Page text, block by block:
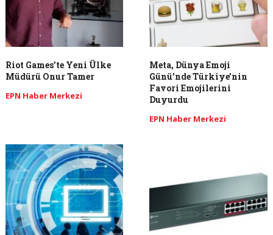
Riot Games’te Yeni Ülke
Müdürü Onur Tamer
EPN Haber Merkezi
Meta, Dünya Emoji
Günü’nde Türkiye’nin
Favori Emojilerini
Duyurdu
EPN Haber Merkezi